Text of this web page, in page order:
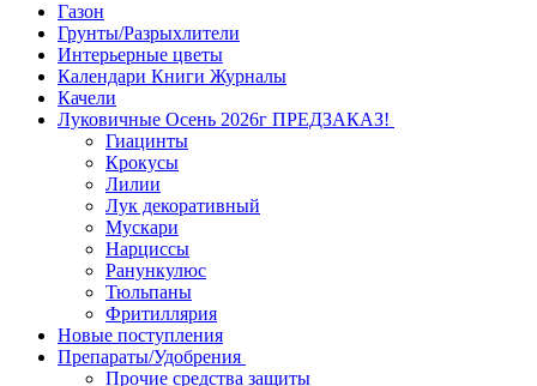
Газон
Грунты/Разрыхлители
Интерьерные цветы
Календари Книги Журналы
Качели
Луковичные Осень 2026г ПРЕДЗАКАЗ!
Гиацинты
Крокусы
Лилии
Лук декоративный
Мускари
Нарциссы
Ранункулюс
Тюльпаны
Фритиллярия
Новые поступления
Препараты/Удобрения
Прочие средства защиты